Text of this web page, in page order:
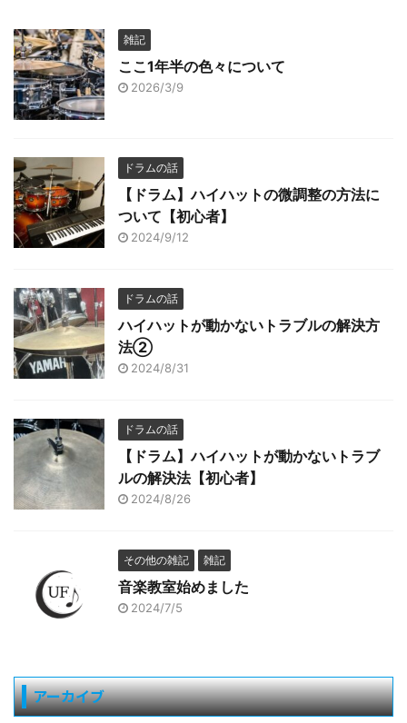
雑記
ここ1年半の色々について
2026/3/9
ドラムの話
【ドラム】ハイハットの微調整の方法に
ついて【初心者】
2024/9/12
ドラムの話
ハイハットが動かないトラブルの解決方
法②
2024/8/31
ドラムの話
【ドラム】ハイハットが動かないトラブ
ルの解決法【初心者】
2024/8/26
その他の雑記 雑記
音楽教室始めました
2024/7/5
アーカイブ